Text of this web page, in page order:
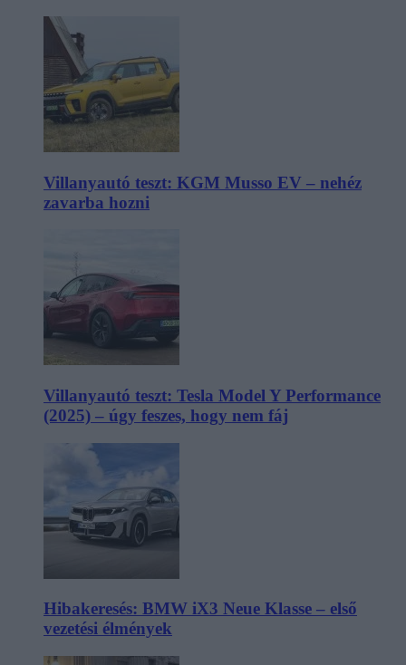
Villanyautó teszt: KGM Musso EV – nehéz
zavarba hozni
Villanyautó teszt: Tesla Model Y Performance
(2025) – úgy feszes, hogy nem fáj
Hibakeresés: BMW iX3 Neue Klasse – első
vezetési élmények